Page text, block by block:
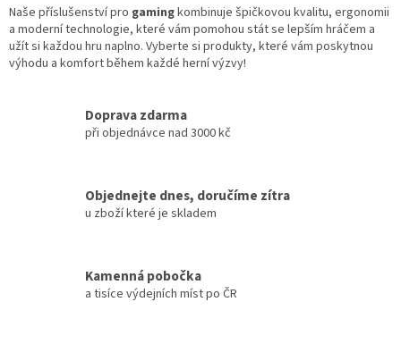
s
u
Naše příslušenství pro gamingkombinuje špičkovou kvalitu, ergonomii
a moderní technologie, které vám pomohou stát se lepším hráčem a
užít si každou hru naplno. Vyberte si produkty, které vám poskytnou
výhodu a komfort během každé herní výzvy!
Doprava zdarma
při objednávce nad 3000 kč
Objednejte dnes, doručíme zítra
u zboží které je skladem
Kamenná pobočka
a tisíce výdejních míst po ČR